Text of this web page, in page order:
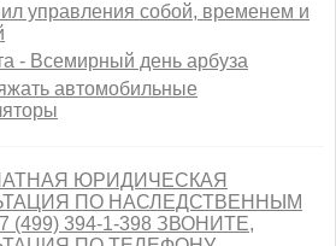
города Москвы
Проекты
Юмор
управления собой, временем и
- Всемирный день арбуза
автомобильные